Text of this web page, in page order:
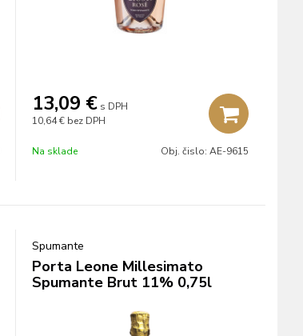
13,09 € s DPH
10,64 € bez DPH
Na sklade Obj. čislo: AE-9615
Spumante
Porta Leone Millesimato
Spumante Brut 11% 0,75l